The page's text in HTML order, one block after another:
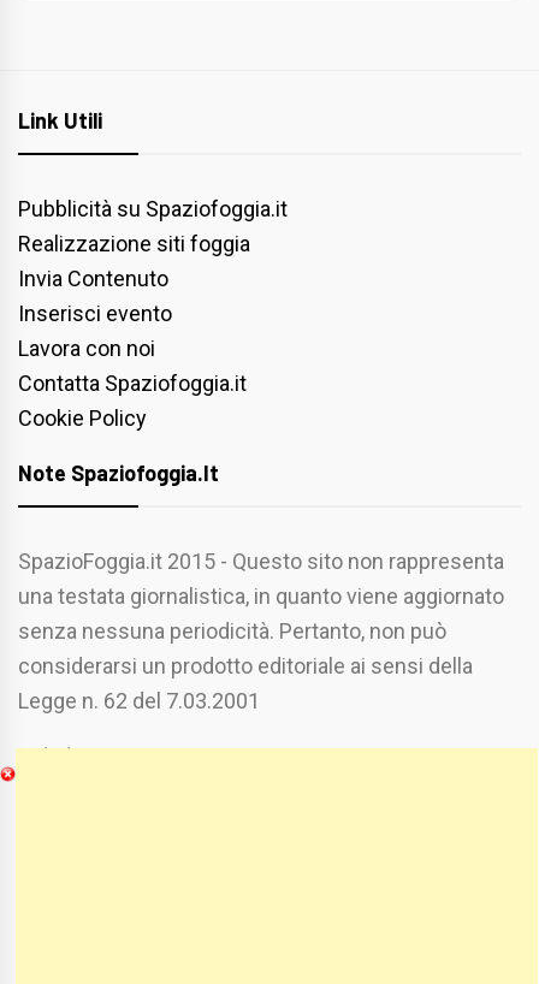
Link Utili
Pubblicità su Spaziofoggia.it
Realizzazione siti foggia
Invia Contenuto
Inserisci evento
Lavora con noi
Contatta Spaziofoggia.it
Cookie Policy
Note Spaziofoggia.it
SpazioFoggia.it 2015 - Questo sito non rappresenta
una testata giornalistica, in quanto viene aggiornato
senza nessuna periodicità. Pertanto, non può
considerarsi un prodotto editoriale ai sensi della
Legge n. 62 del 7.03.2001
Chi Siamo